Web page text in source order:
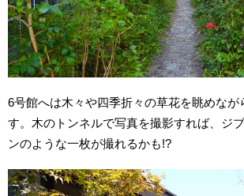
6号館へは木々や四季折々の草花を眺めなが
す。木のトンネルで写真を撮影すれば、ジ
ンのような一枚が撮れるかも!?